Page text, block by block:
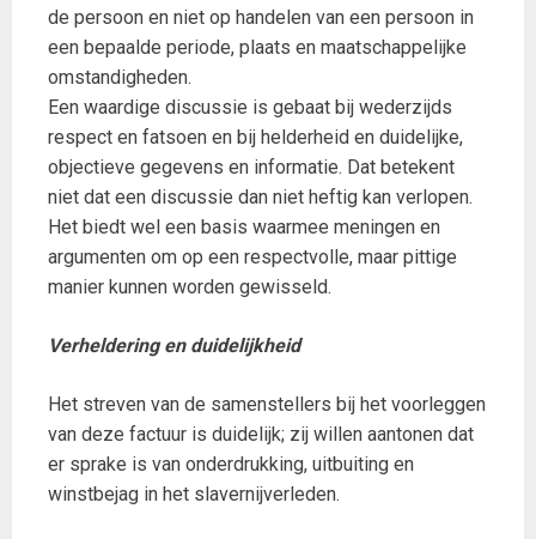
de persoon en niet op handelen van een persoon in
een bepaalde periode, plaats en maatschappelijke
omstandigheden.
Een waardige discussie is gebaat bij wederzijds
respect en fatsoen en bij helderheid en duidelijke,
objectieve gegevens en informatie. Dat betekent
niet dat een discussie dan niet heftig kan verlopen.
Het biedt wel een basis waarmee meningen en
argumenten om op een respectvolle, maar pittige
manier kunnen worden gewisseld.
Verheldering en duidelijkheid
Het streven van de samenstellers bij het voorleggen
van deze factuur is duidelijk; zij willen aantonen dat
er sprake is van onderdrukking, uitbuiting en
winstbejag in het slavernijverleden.